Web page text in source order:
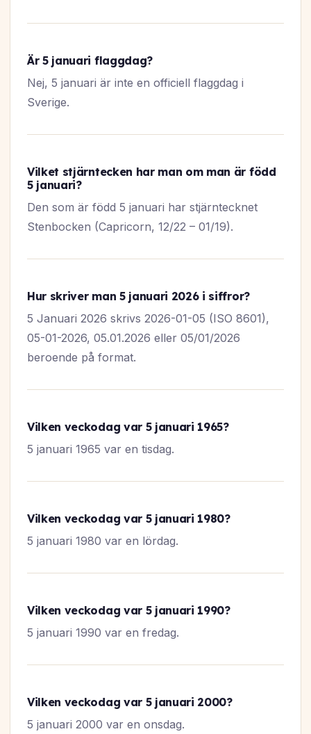
Är 5 januari flaggdag?
Nej, 5 januari är inte en officiell flaggdag i
Sverige.
Vilket stjärntecken har man om man är född
5 januari?
Den som är född 5 januari har stjärntecknet
Stenbocken (Capricorn, 12/22 – 01/19).
Hur skriver man 5 januari 2026 i siffror?
5 Januari 2026 skrivs 2026-01-05 (ISO 8601),
05-01-2026, 05.01.2026 eller 05/01/2026
beroende på format.
Vilken veckodag var 5 januari 1965?
5 januari 1965 var en tisdag.
Vilken veckodag var 5 januari 1980?
5 januari 1980 var en lördag.
Vilken veckodag var 5 januari 1990?
5 januari 1990 var en fredag.
Vilken veckodag var 5 januari 2000?
5 januari 2000 var en onsdag.